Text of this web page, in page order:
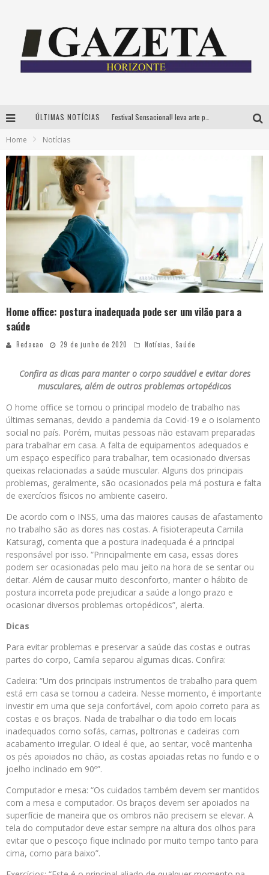
ÚLTIMAS NOTÍCIAS
Home Notícias
Home office: postura inadequada pode ser um vilão para a
saúde
Redacao 29 de junho de 2020 Notícias, Saúde
Confira as dicas para manter o corpo saudável e evitar dores
musculares, além de outros problemas ortopédicos
O home office se tornou o principal modelo de trabalho nas
últimas semanas, devido a pandemia da Covid-19 e o isolamento
social no país. Porém, muitas pessoas não estavam preparadas
para trabalhar em casa. A falta de equipamentos adequados e
um espaço específico para trabalhar, tem ocasionado diversas
queixas relacionadas a saúde muscular. Alguns dos principais
problemas, geralmente, são ocasionados pela má postura e falta
de exercícios físicos no ambiente caseiro.
De acordo com o INSS, uma das maiores causas de afastamento
no trabalho são as dores nas costas. A fisioterapeuta Camila
Katsuragi, comenta que a postura inadequada é a principal
responsável por isso. “Principalmente em casa, essas dores
podem ser ocasionadas pelo mau jeito na hora de se sentar ou
deitar. Além de causar muito desconforto, manter o hábito de
postura incorreta pode prejudicar a saúde a longo prazo e
ocasionar diversos problemas ortopédicos”, alerta.
Dicas
Para evitar problemas e preservar a saúde das costas e outras
partes do corpo, Camila separou algumas dicas. Confira:
Cadeira: “Um dos principais instrumentos de trabalho para quem
está em casa se tornou a cadeira. Nesse momento, é importante
investir em uma que seja confortável, com apoio correto para as
costas e os braços. Nada de trabalhar o dia todo em locais
inadequados como sofás, camas, poltronas e cadeiras com
acabamento irregular. O ideal é que, ao sentar, você mantenha
os pés apoiados no chão, as costas apoiadas retas no fundo e o
joelho inclinado em 90º”.
Computador e mesa: “Os cuidados também devem ser mantidos
com a mesa e computador. Os braços devem ser apoiados na
superfície de maneira que os ombros não precisem se elevar. A
tela do computador deve estar sempre na altura dos olhos para
evitar que o pescoço fique inclinado por muito tempo tanto para
cima, como para baixo”.